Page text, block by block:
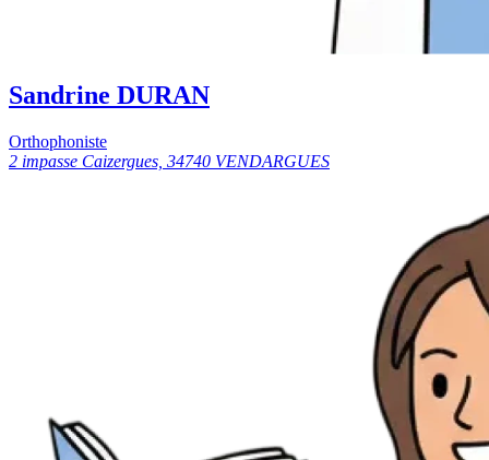
Sandrine DURAN
Orthophoniste
2 impasse Caizergues, 34740 VENDARGUES